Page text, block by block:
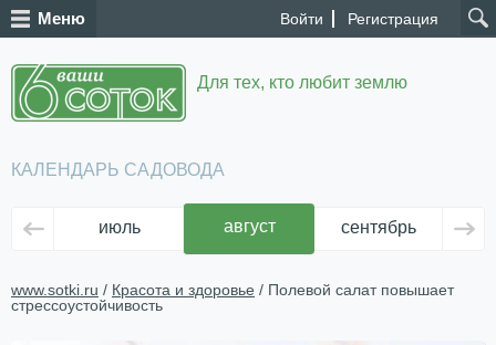
Войти Регистрация
Меню
Для тех, кто любит землю
КАЛЕНДАРЬ САДОВОДА
июль август сентябрь
www.sotki.ru / Красота и здоровье / Полевой салат повышает
стрессоустойчивость